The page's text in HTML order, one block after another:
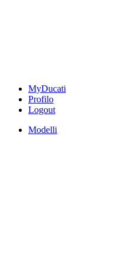
MyDucati
Profilo
Logout
Modelli